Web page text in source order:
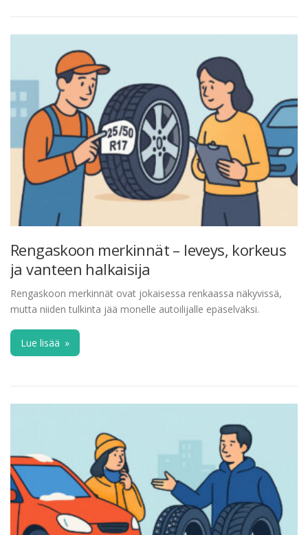
Rengaskoon merkinnät – leveys, korkeus
ja vanteen halkaisija
Rengaskoon merkinnät ovat jokaisessa renkaassa näkyvissä,
mutta niiden tulkinta jää monelle autoilijalle epäselväksi.
Lue lisää »